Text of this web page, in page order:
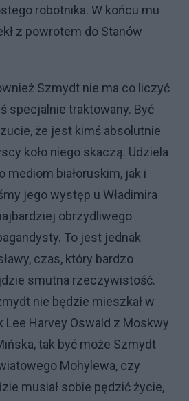
robotnika. W końcu mu
z powrotem do Stanów
Szmydt nie ma co liczyć
specjalnie traktowany. Być
że jest kimś absolutnie
koło niego skaczą. Udziela
mediom białoruskim, jak i
jego występ u Władimira
obrzydliwego
To jest jednak
czas, który bardzo
smutna rzeczywistość.
nie będzie mieszkał w
Lee Harvey Oswald z Moskwy
tak być może Szmydt
Mohylewa, czy
musiał sobie pędzić życie,